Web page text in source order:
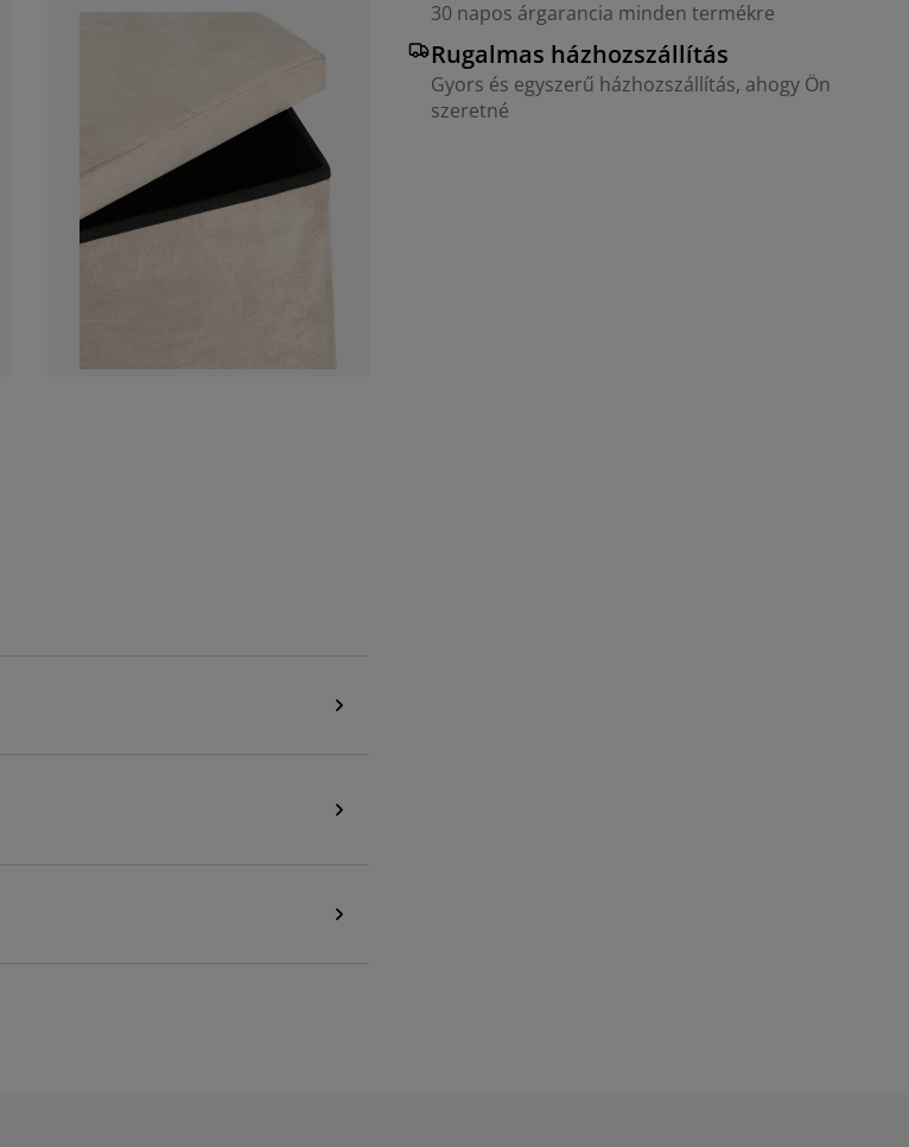
30 napos árgarancia minden termékre
Rugalmas házhozszállítás
Gyors és egyszerű házhozszállítás, ahogy Ön
szeretné